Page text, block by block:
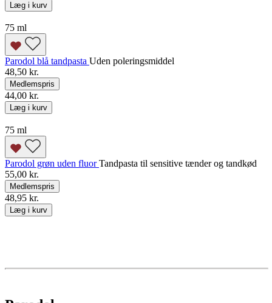
Læg i kurv
75 ml
Parodol blå tandpasta Uden poleringsmiddel
48,50 kr.
Medlemspris
44,00 kr.
Læg i kurv
75 ml
Parodol grøn uden fluorTandpasta til sensitive tænder og tandkød
55,00 kr.
Medlemspris
48,95 kr.
Læg i kurv